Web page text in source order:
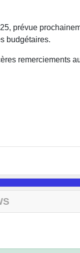
prévue
budgétaires.
remerciements